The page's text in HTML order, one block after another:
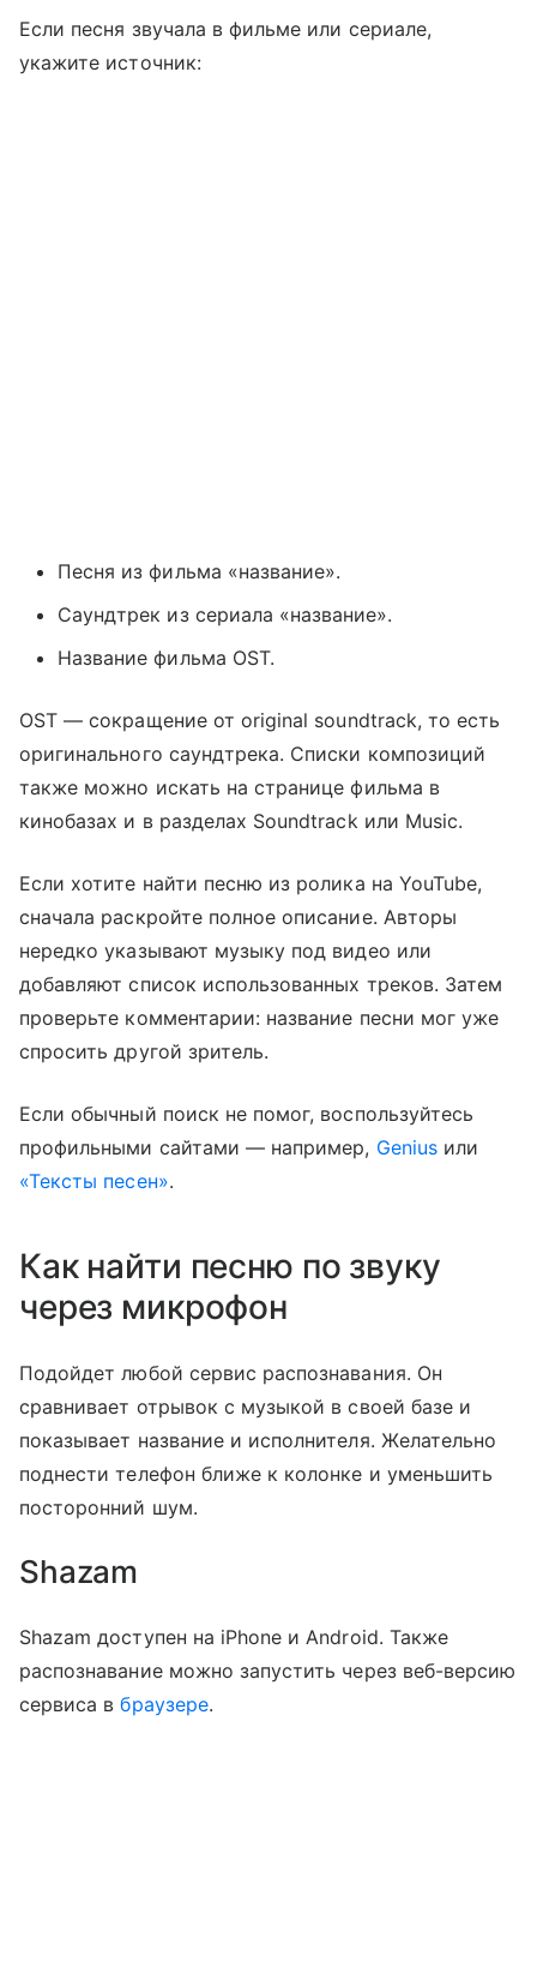
Если песня звучала в фильме или сериале,
укажите источник:
Песня из фильма «название».
Саундтрек из сериала «название».
Название фильма OST.
OST — сокращение от original soundtrack, то есть
оригинального саундтрека. Списки композиций
также можно искать на странице фильма в
кинобазах и в разделах Soundtrack или Music.
Если хотите найти песню из ролика на YouTube,
сначала раскройте полное описание. Авторы
нередко указывают музыку под видео или
добавляют список использованных треков. Затем
проверьте комментарии: название песни мог уже
спросить другой зритель.
Если обычный поиск не помог, воспользуйтесь
профильными сайтами — например, Geniusили
«Тексты песен».
Как найти песню по звуку
через микрофон
Подойдет любой сервис распознавания. Он
сравнивает отрывок с музыкой в своей базе и
показывает название и исполнителя. Желательно
поднести телефон ближе к колонке и уменьшить
посторонний шум.
Shazam
Shazam доступен на iPhone и Android. Также
распознавание можно запустить через веб-версию
сервиса вбраузере.